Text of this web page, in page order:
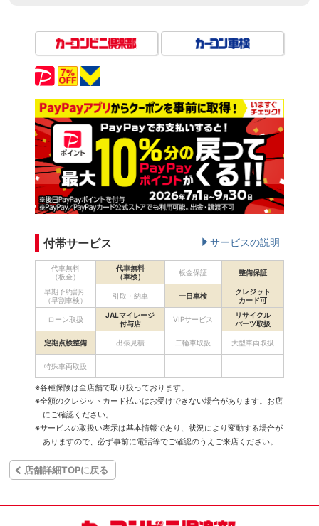
付帯サービス サービスの説明
代車無料
（板金）
代車無料
（車検）
板金保証 整備保証
早期予約割引
（早割車検）
引取・納車 一日車検
クレジット
カード可
ローン取扱
JALマイレージ
付与店
VIPサービス
リサイクル
パーツ取扱
定期点検整備 出張見積 二輪車取扱 大型車両取扱
特殊車両取扱
※各種保険は全店舗で取り扱っております。
※全額のクレジットカード払いはお受けできない場合があります。お店
にご確認ください。
※サービスの取扱い表示は基本情報であり、状況により変動する場合が
ありますので、必ず事前に電話等でご確認のうえご来店ください。
店舗詳細TOPに戻る